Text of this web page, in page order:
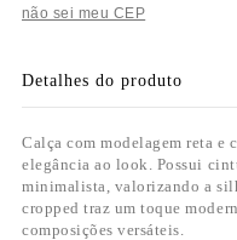
não sei meu CEP
Detalhes do produto
Calça com modelagem reta e
elegância ao look. Possui
minimalista, valorizando a
cropped traz um toque
composições versáteis.